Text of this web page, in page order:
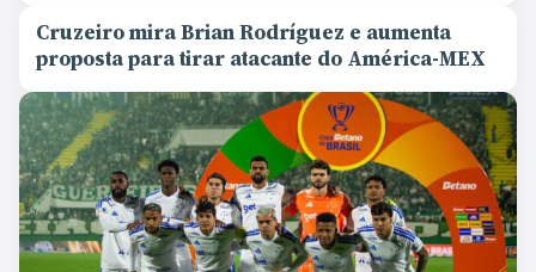
Cruzeiro mira Brian Rodríguez e aumenta
proposta para tirar atacante do América-MEX